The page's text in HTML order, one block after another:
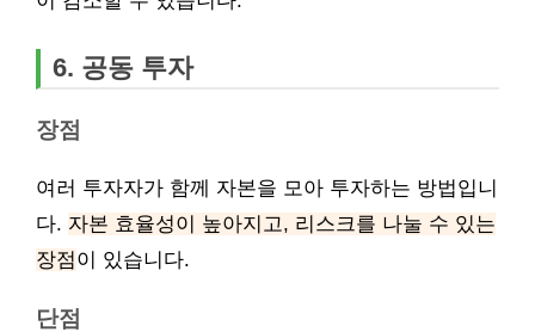
6. 공동 투자
장점
여러 투자자가 함께 자본을 모아 투자하는 방법입니
다. 자본 효율성이 높아지고, 리스크를 나눌 수 있는
장점이 있습니다.
단점